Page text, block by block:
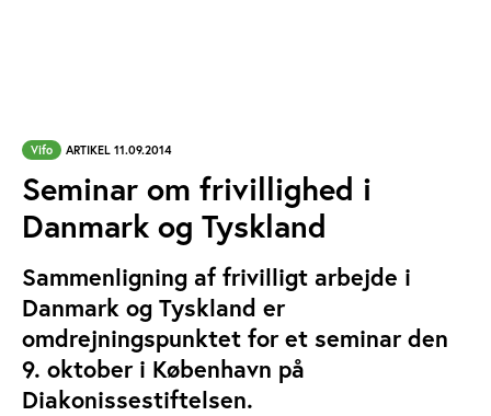
Vifo ARTIKEL 11.09.2014
Seminar om frivillighed i
Danmark og Tyskland
Sammenligning af frivilligt arbejde i
Danmark og Tyskland er
omdrejningspunktet for et seminar den
9. oktober i København på
Diakonissestiftelsen.